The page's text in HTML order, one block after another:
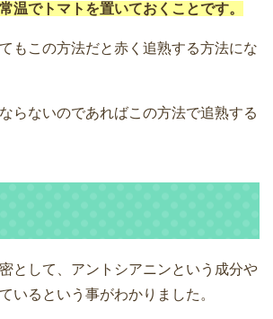
温でトマトを置いておくことです。
もこの方法だと赤く追熟する方法にな
らないのであればこの方法で追熟する
として、アントシアニンという成分や
いるという事がわかりました。